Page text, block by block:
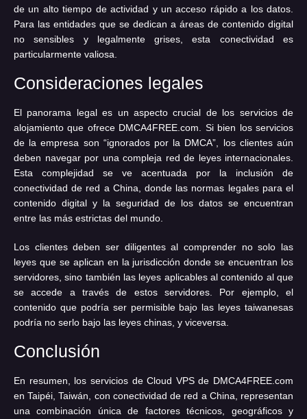
de un alto tiempo de actividad y un acceso rápido a los datos.
Para las entidades que se dedican a áreas de contenido digital
no sensibles y legalmente grises, esta conectividad es
particularmente valiosa.
Consideraciones legales
El panorama legal es un aspecto crucial de los servicios de
alojamiento que ofrece DMCA4FREE.com. Si bien los servicios
de la empresa son “ignorados por la DMCA”, los clientes aún
deben navegar por una compleja red de leyes internacionales.
Esta complejidad se ve acentuada por la inclusión de
conectividad de red a China, donde las normas legales para el
contenido digital y la seguridad de los datos se encuentran
entre las más estrictas del mundo.
Los clientes deben ser diligentes al comprender no solo las
leyes que se aplican en la jurisdicción donde se encuentran los
servidores, sino también las leyes aplicables al contenido al que
se accede a través de estos servidores. Por ejemplo, el
contenido que podría ser permisible bajo las leyes taiwanesas
podría no serlo bajo las leyes chinas, y viceversa.
Conclusión
En resumen, los servicios de Cloud VPS de DMCA4FREE.com
en Taipéi, Taiwán, con conectividad de red a China, representan
una combinación única de factores técnicos, geográficos y